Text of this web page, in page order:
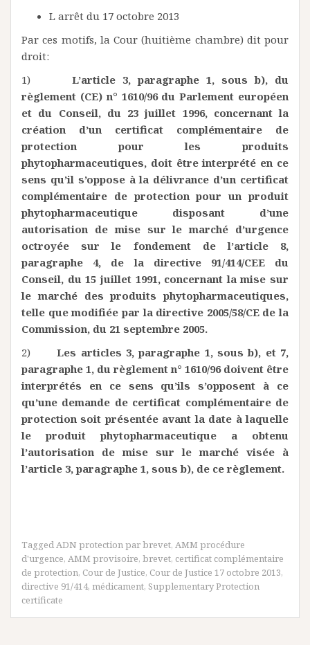
L arrêt du 17 octobre 2013
Par ces motifs, la Cour (huitième chambre) dit pour
droit:
1) L’article 3, paragraphe 1, sous b), du
règlement (CE) n° 1610/96 du Parlement européen
et du Conseil, du 23 juillet 1996, concernant la
création d’un certificat complémentaire de
protection pour les produits
phytopharmaceutiques, doit être interprété en ce
sens qu’il s’oppose à la délivrance d’un certificat
complémentaire de protection pour un produit
phytopharmaceutique disposant d’une
autorisation de mise sur le marché d’urgence
octroyée sur le fondement de l’article 8,
paragraphe 4, de la directive 91/414/CEE du
Conseil, du 15 juillet 1991, concernant la mise sur
le marché des produits phytopharmaceutiques,
telle que modifiée par la directive 2005/58/CE de la
Commission, du 21 septembre 2005.
2)Les articles 3, paragraphe 1, sous b), et 7,
paragraphe 1, du règlement n° 1610/96 doivent être
interprétés en ce sens qu’ils s’opposent à ce
qu’une demande de certificat complémentaire de
protection soit présentée avant la date à laquelle
le produit phytopharmaceutique a obtenu
l’autorisation de mise sur le marché visée à
l’article 3, paragraphe 1, sous b), de ce règlement.
TaggedADN protection par brevet, AMM procédure
d'urgence, AMM provisoire, brevet, certificat complémentaire
de protection, Cour de Justice, Cour de Justice 17 octobre 2013,
directive 91/414, médicament, Supplementary Protection
certificate